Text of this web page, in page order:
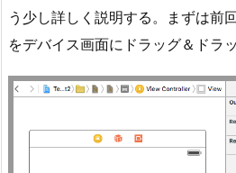
う少し詳しく説明する。まずは前
をデバイス画面にドラッグ＆ドラ